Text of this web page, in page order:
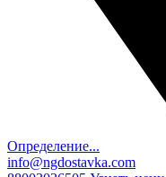
Определение...
info@ngdostavka.com